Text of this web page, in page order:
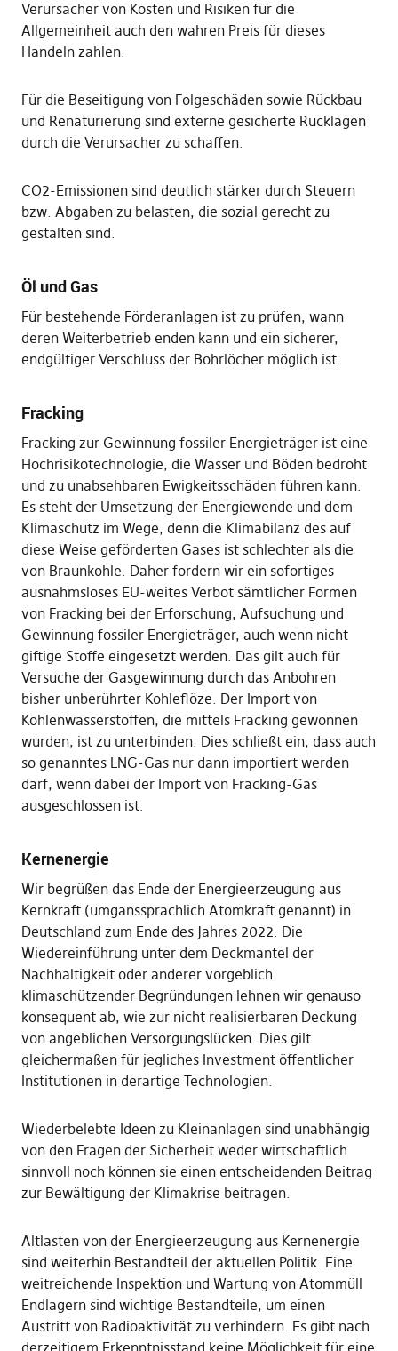
Verursacher von Kosten und Risiken für die
Allgemeinheit auch den wahren Preis für dieses
Handeln zahlen.
Für die Beseitigung von Folgeschäden sowie Rückbau
und Renaturierung sind externe gesicherte Rücklagen
durch die Verursacher zu schaffen.
CO2-Emissionen sind deutlich stärker durch Steuern
bzw. Abgaben zu belasten, die sozial gerecht zu
gestalten sind.
Öl und Gas
Für bestehende Förderanlagen ist zu prüfen, wann
deren Weiterbetrieb enden kann und ein sicherer,
endgültiger Verschluss der Bohrlöcher möglich ist.
Fracking
Fracking zur Gewinnung fossiler Energieträger ist eine
Hochrisikotechnologie, die Wasser und Böden bedroht
und zu unabsehbaren Ewigkeitsschäden führen kann.
Es steht der Umsetzung der Energiewende und dem
Klimaschutz im Wege, denn die Klimabilanz des auf
diese Weise geförderten Gases ist schlechter als die
von Braunkohle. Daher fordern wir ein sofortiges
ausnahmsloses EU-weites Verbot sämtlicher Formen
von Fracking bei der Erforschung, Aufsuchung und
Gewinnung fossiler Energieträger, auch wenn nicht
giftige Stoffe eingesetzt werden. Das gilt auch für
Versuche der Gasgewinnung durch das Anbohren
bisher unberührter Kohleflöze. Der Import von
Kohlenwasserstoffen, die mittels Fracking gewonnen
wurden, ist zu unterbinden. Dies schließt ein, dass auch
so genanntes LNG-Gas nur dann importiert werden
darf, wenn dabei der Import von Fracking-Gas
ausgeschlossen ist.
Kernenergie
Wir begrüßen das Ende der Energieerzeugung aus
Kernkraft (umganssprachlich Atomkraft genannt) in
Deutschland zum Ende des Jahres 2022. Die
Wiedereinführung unter dem Deckmantel der
Nachhaltigkeit oder anderer vorgeblich
klimaschützender Begründungen lehnen wir genauso
konsequent ab, wie zur nicht realisierbaren Deckung
von angeblichen Versorgungslücken. Dies gilt
gleichermaßen für jegliches Investment öffentlicher
Institutionen in derartige Technologien.
Wiederbelebte Ideen zu Kleinanlagen sind unabhängig
von den Fragen der Sicherheit weder wirtschaftlich
sinnvoll noch können sie einen entscheidenden Beitrag
zur Bewältigung der Klimakrise beitragen.
Altlasten von der Energieerzeugung aus Kernenergie
sind weiterhin Bestandteil der aktuellen Politik. Eine
weitreichende Inspektion und Wartung von Atommüll
Endlagern sind wichtige Bestandteile, um einen
Austritt von Radioaktivität zu verhindern. Es gibt nach
derzeitigem Erkenntnisstand keine Möglichkeit für eine